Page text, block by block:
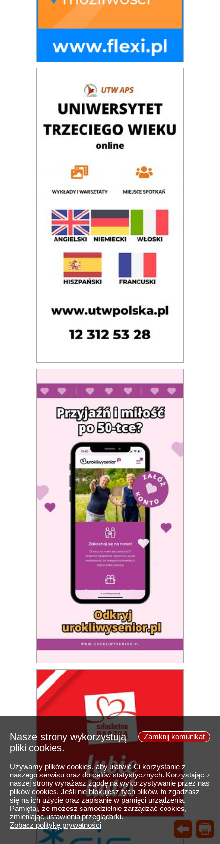
Zamknij komunikat
Nasze strony wykorzystują
pliki cookies.
Używamy plików cookies, aby ułatwić Ci korzystanie z
naszego serwisu oraz do celów statystycznych. Korzystając z
naszej strony wyrażasz zgodę na wykorzystywanie przez nas
plików cookies. Jeśli nie blokujesz tych plików, to zgadzasz
się na ich użycie oraz zapisanie w pamięci urządzenia.
Pamiętaj, że możesz samodzielnie zarządzać cookies,
zmieniając ustawienia przeglądarki.
Zobacz politykę prywatności